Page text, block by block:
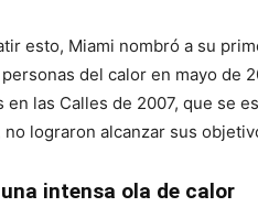
esto, Miami nombró a su
del calor en mayo de
en las Calles de 2007, que se
no lograron alcanzar sus
intensa ola de calor